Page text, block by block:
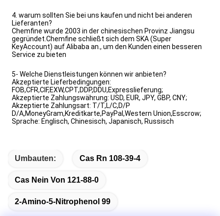
4. warum sollten Sie bei uns kaufen und nicht bei anderen
Lieferanten?
Chemfine wurde 2003 in der chinesischen Provinz Jiangsu
gegründet.Chemfine schließt sich dem SKA (Super
KeyAccount) auf Alibaba an., um den Kunden einen besseren
Service zu bieten
5- Welche Dienstleistungen können wir anbieten?
Akzeptierte Lieferbedingungen:
FOB,CFR,CIF,EXW,CPT,DDP,DDU,Expresslieferung;
Akzeptierte Zahlungswährung: USD, EUR, JPY, GBP, CNY;
Akzeptierte Zahlungsart: T/T,L/C,D/P
D/A,MoneyGram,Kreditkarte,PayPal,Western Union,Esscrow;
Sprache: Englisch, Chinesisch, Japanisch, Russisch
Umbauten: Cas Rn 108-39-4
Cas Nein Von 121-88-0
2-Amino-5-Nitrophenol 99